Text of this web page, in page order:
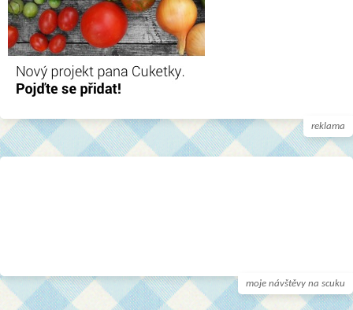
reklama
moje návštěvy na scuku